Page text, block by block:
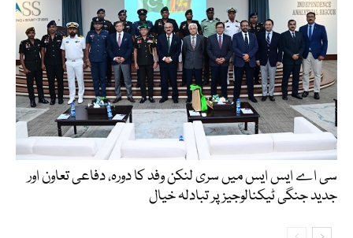
سی اے ایس ایس میں سری لنکن وفد کا دورہ، دفاعی تعاون اور
جدید جنگی ٹیکنالوجیز پر تبادلہ خیال